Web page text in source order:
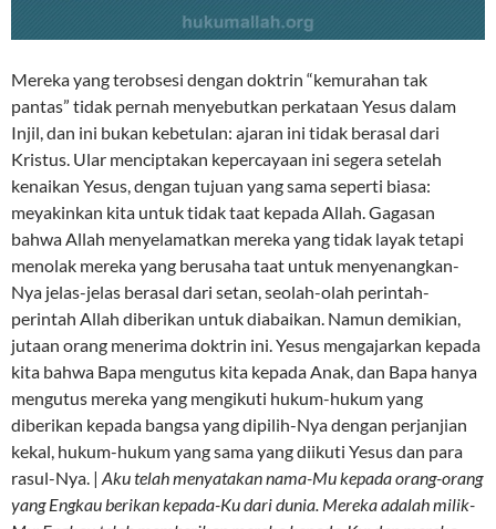
Mereka yang terobsesi dengan doktrin “kemurahan tak
pantas” tidak pernah menyebutkan perkataan Yesus dalam
Injil, dan ini bukan kebetulan: ajaran ini tidak berasal dari
Kristus. Ular menciptakan kepercayaan ini segera setelah
kenaikan Yesus, dengan tujuan yang sama seperti biasa:
meyakinkan kita untuk tidak taat kepada Allah. Gagasan
bahwa Allah menyelamatkan mereka yang tidak layak tetapi
menolak mereka yang berusaha taat untuk menyenangkan-
Nya jelas-jelas berasal dari setan, seolah-olah perintah-
perintah Allah diberikan untuk diabaikan. Namun demikian,
jutaan orang menerima doktrin ini. Yesus mengajarkan kepada
kita bahwa Bapa mengutus kita kepada Anak, dan Bapa hanya
mengutus mereka yang mengikuti hukum-hukum yang
diberikan kepada bangsa yang dipilih-Nya dengan perjanjian
kekal, hukum-hukum yang sama yang diikuti Yesus dan para
rasul-Nya. | Aku telah menyatakan nama-Mu kepada orang-orang
yang Engkau berikan kepada-Ku dari dunia. Mereka adalah milik-